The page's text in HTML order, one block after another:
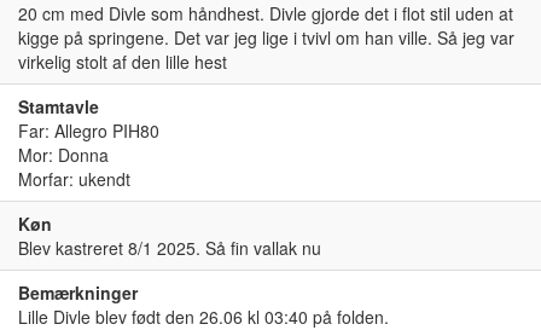
20 cm med Divle som håndhest. Divle gjorde det i flot stil uden at
kigge på springene. Det var jeg lige i tvivl om han ville. Så jeg var
virkelig stolt af den lille hest
Stamtavle
Far: Allegro PIH80
Mor: Donna
Morfar: ukendt
Køn
Blev kastreret 8/1 2025. Så fin vallak nu
Bemærkninger
Lille Divle blev født den 26.06 kl 03:40 på folden.